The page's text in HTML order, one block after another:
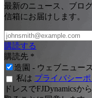
4G/3G/2G
ディスプレイ
防水等級
IP65
電源インターフェース
10V—30V
インターフェース
レーダー × 1、4G × 1、
最新のニュース、ブロ
信箱にお届けします。
購読する
購読先 *
造園 - ウェブニュー
私は プライバシー
ドレスでFJDynamics